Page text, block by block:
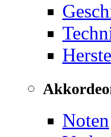
Noten